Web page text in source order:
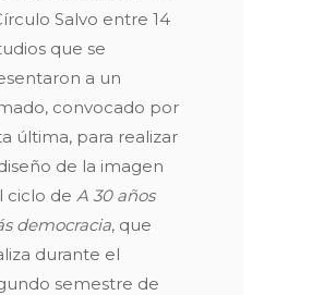
Salvo entre 14
que se
a un
convocado por
última, para realizar
de la imagen
ciclo de A 30 años
democracia, que
durante el
semestre de